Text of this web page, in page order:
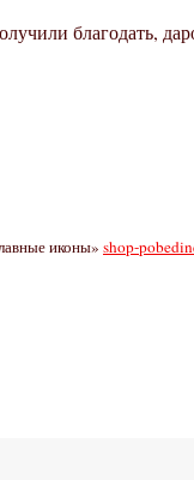
благодать,
иконы» shop-